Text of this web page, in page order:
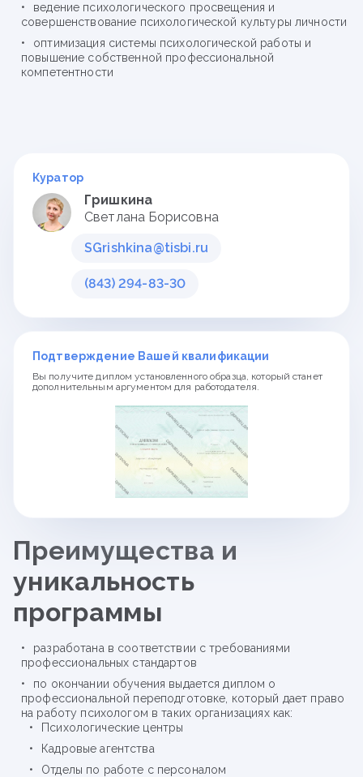
ведение психологического просвещения и
совершенствование психологической культуры личности
оптимизация системы психологической работы и
повышение собственной профессиональной
компетентности
Куратор
Гришкина
Светлана Борисовна
SGrishkina@tisbi.ru
(843) 294-83-30
Подтверждение Вашей квалификации
Вы получите диплом установленного образца, который станет
дополнительным аргументом для работодателя.
Преимущества и
уникальность
программы
разработана в соответствии с требованиями
профессиональных стандартов
по окончании обучения выдается диплом о
профессиональной переподготовке, который дает право
на работу психологом в таких организациях как:
Психологические центры
Кадровые агентства
Отделы по работе с персоналом